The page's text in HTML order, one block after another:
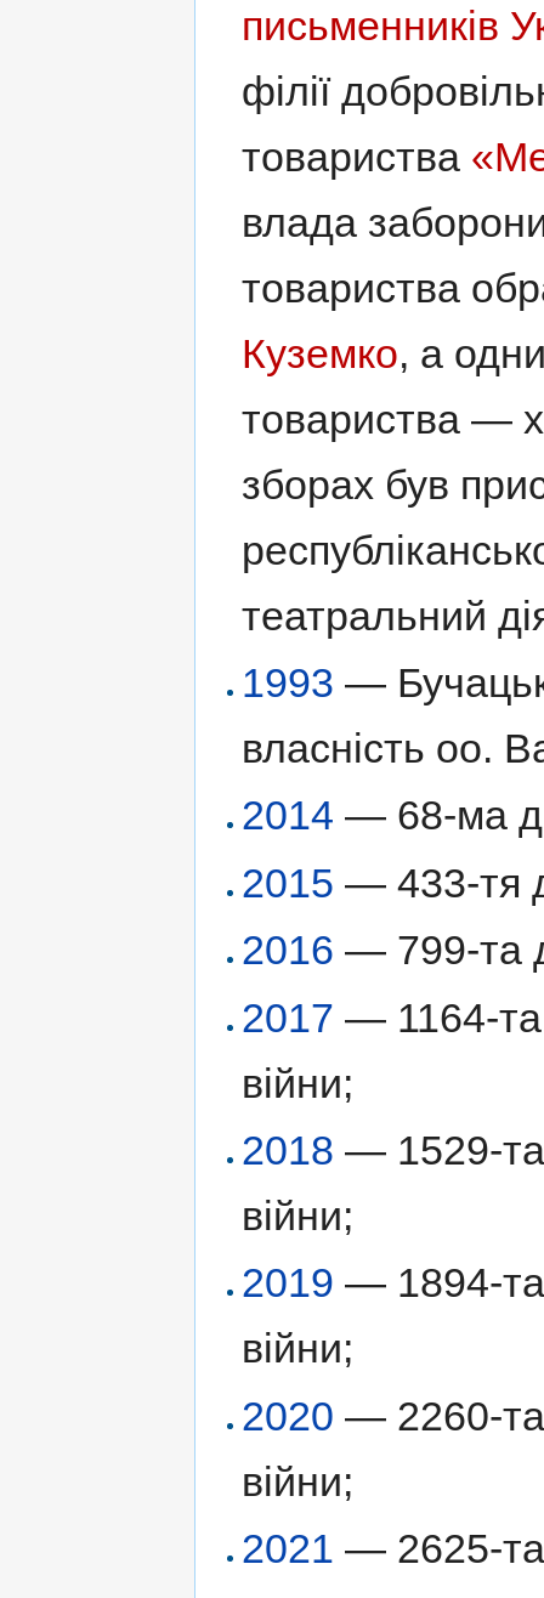
письменників
філії
товариства
влада
товариства
Куземко, а
товариства —
зборах був
театральний
1993 —
власність оо.
2014 — 68-ма
2015 — 433-тя
2016 — 799-та
2017 — 1164-та
війни;
2018 — 1529-та
війни;
2019 — 1894-та
війни;
2020 — 2260-та
війни;
2021 — 2625-та